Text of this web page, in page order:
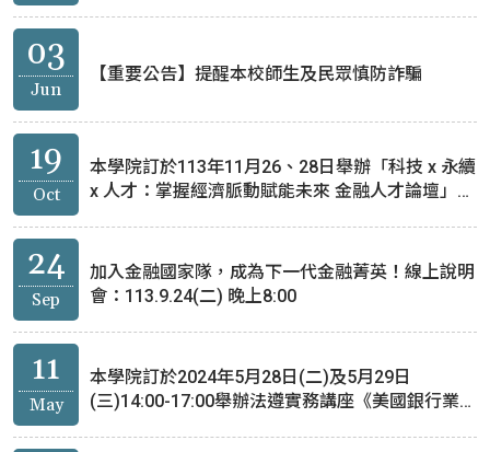
03
Jun
【重要公告】提醒本校師生及民眾慎防詐騙
19
Oct
本學院訂於113年11月26、28日舉辦「科技 x 永續
x 人才：掌握經濟脈動賦能未來 金融人才論壇」，
24
Sep
加入金融國家隊，成為下一代金融菁英！線上說明
會：113.9.24(二) 晚上8:00
11
May
本學院訂於2024年5月28日(二)及5月29日
(三)14:00-17:00舉辦法遵實務講座《美國銀行業監